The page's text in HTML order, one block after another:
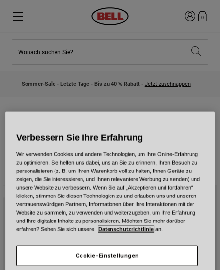
Neuzugänge
Kinder Motocrosshelme
Integral
Jets
Motocross
Retro
Neuzugänge
Lifestyle
Mountain Bike
Fullface
Road & Gravel
Urban
Anmelden
0
Wonach suchen Sie?
Sommer-Sale - Letzte Tage - Bis zu 40 % Rabatt - Jetzt zuschnappen
Lithium Mips +
2 Ergebnisse Filtern und Sortieren
Neu Neu
Verbessern Sie Ihre Erfahrung
Wir verwenden Cookies und andere Technologien, um Ihre Online-Erfahrung
zu optimieren. Sie helfen uns dabei, uns an Sie zu erinnern, Ihren Besuch zu
personalisieren (z. B. um Ihren Warenkorb voll zu halten, Ihnen Geräte zu
zeigen, die Sie interessieren, und Ihnen relevantere Werbung zu senden) und
unsere Website zu verbessern. Wenn Sie auf „Akzeptieren und fortfahren“
klicken, stimmen Sie diesen Technologien zu und erlauben uns und unseren
vertrauenswürdigen Partnern, Informationen über Ihre Interaktionen mit der
Website zu sammeln, zu verwenden und weiterzugeben, um Ihre Erfahrung
und Ihre digitalen Inhalte zu personalisieren. Möchten Sie mehr darüber
erfahren? Sehen Sie sich unsere
Datenschutzrichtlinie an.
Cookie-Einstellungen